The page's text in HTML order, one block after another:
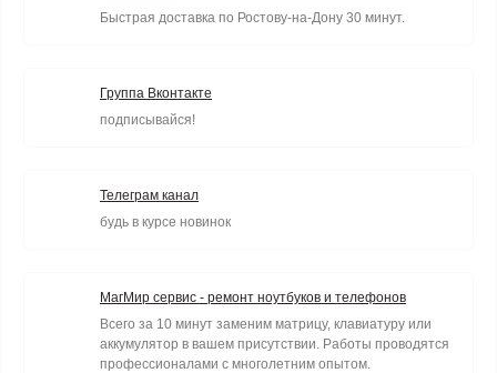
Быстрая доставка по Ростову-на-Дону 30 минут.
Группа Вконтакте
подписывайся!
Телеграм канал
будь в курсе новинок
МагМир сервис - ремонт ноутбуков и телефонов
Всего за 10 минут заменим матрицу, клавиатуру или
аккумулятор в вашем присутствии. Работы проводятся
профессионалами с многолетним опытом.